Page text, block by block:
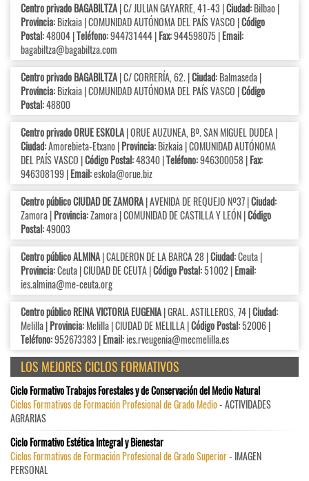
Centro privado BAGABILTZA| C/ JULIAN GAYARRE, 41-43 |Ciudad:Bilbao |
Provincia:Bizkaia | COMUNIDAD AUTÓNOMA DEL PAÍS VASCO |Código
Postal:48004 |Teléfono:944731444 |Fax:944598075 |Email:
bagabiltza@bagabiltza.com
Centro privado BAGABILTZA| C/ CORRERÍA, 62. |Ciudad:Balmaseda |
Provincia:Bizkaia | COMUNIDAD AUTÓNOMA DEL PAÍS VASCO |Código
Postal:48800
Centro privado ORUE ESKOLA| ORUE AUZUNEA, Bº. SAN MIGUEL DUDEA |
Ciudad:Amorebieta-Etxano |Provincia:Bizkaia | COMUNIDAD AUTÓNOMA
DEL PAÍS VASCO |Código Postal:48340 |Teléfono:946300058 |Fax:
946308199 |Email:eskola@orue.biz
Centro público CIUDAD DE ZAMORA| AVENIDA DE REQUEJO Nº37 |Ciudad:
Zamora |Provincia:Zamora | COMUNIDAD DE CASTILLA Y LEÓN |Código
Postal:49003
Centro público ALMINA| CALDERON DE LA BARCA 28 |Ciudad:Ceuta |
Provincia:Ceuta | CIUDAD DE CEUTA |Código Postal:51002 |Email:
ies.almina@me-ceuta.org
Centro público REINA VICTORIA EUGENIA| GRAL. ASTILLEROS, 74 |Ciudad:
Melilla |Provincia:Melilla | CIUDAD DE MELILLA |Código Postal:52006 |
Teléfono:952673383 |Email:ies.rveugenia@mecmelilla.es
LOS MEJORES CICLOS FORMATIVOS
Ciclo Formativo Trabajos Forestales y de Conservación del Medio Natural
Ciclos Formativos de Formación Profesional de Grado Medio- ACTIVIDADES
AGRARIAS
Ciclo Formativo Estética Integral y Bienestar
Ciclos Formativos de Formación Profesional de Grado Superior- IMAGEN
PERSONAL